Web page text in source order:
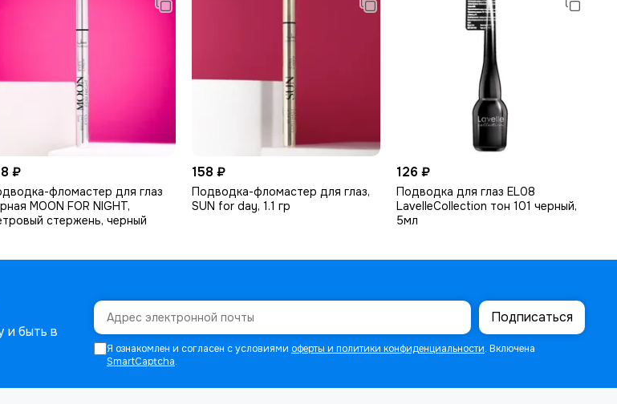
₽
фломастер для глаз
MOON FOR NIGHT,
стержень, черный
158 ₽
Подводка-фломастер для глаз,
SUN for day, 1.1 гр
126 ₽
Подводка для глаз ЕL08
LavelleCollection тон 101 черный,
5мл
и быть в
Подписаться
Я ознакомлен и согласен с условиями оферты и политики конфиденциальности. Включена
SmartCaptcha.